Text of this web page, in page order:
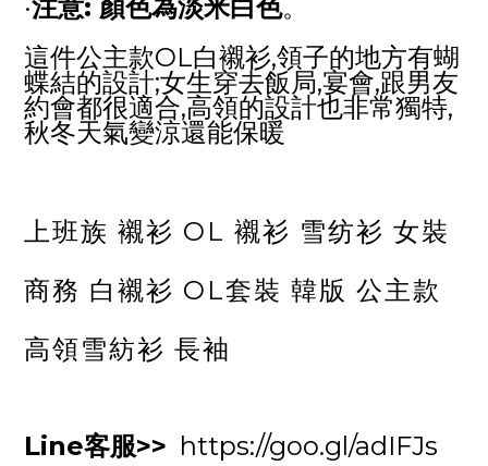
·注意: 顏色為淡米白色。
這件公主款OL白襯衫,領子的地方有蝴
蝶結的設計;女生穿去飯局,宴會,跟男友
約會都很適合,高領的設計也非常獨特,
秋冬天氣變涼還能保暖
上班族 襯衫 OL 襯衫 雪纺衫 女裝
商務 白襯衫 OL套裝 韓版 公主款
高領雪紡衫 長袖
Line客服>> https://goo.gl/adIFJs